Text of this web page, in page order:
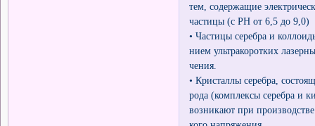
тем, содержащие
частицы (с РН от 6,5 до 9,0)
• Частицы серебра и
нием ультракоротких
чения.
• Кристаллы серебра,
рода (комплексы серебра и
возникают при